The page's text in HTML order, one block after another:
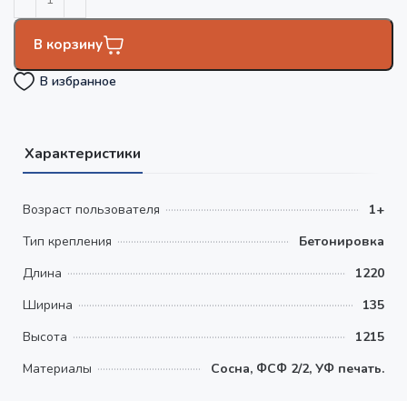
В корзину
В избранное
Характеристики
Возраст пользователя
1+
Тип крепления
Бетонировка
Длина
1220
Ширина
135
Высота
1215
Материалы
Сосна, ФСФ 2/2, УФ печать.